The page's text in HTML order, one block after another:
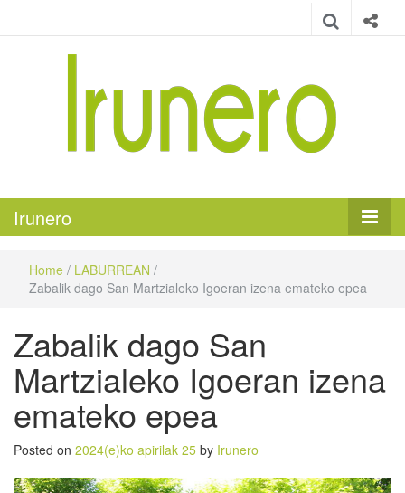
Irunero
Home / LABURREAN /
Zabalik dago San Martzialeko Igoeran izena emateko epea
Zabalik dago San
Martzialeko Igoeran izena
emateko epea
Posted on 2024(e)ko apirilak 25 by Irunero